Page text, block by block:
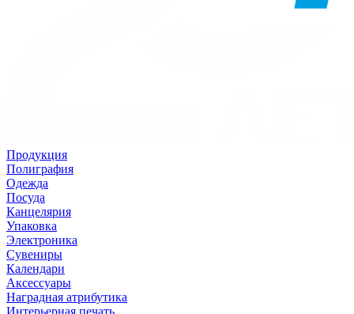
Продукция
Полиграфия
Одежда
Посуда
Канцелярия
Упаковка
Электроника
Сувениры
Календари
Аксессуары
Наградная атрибутика
Интерьерная печать